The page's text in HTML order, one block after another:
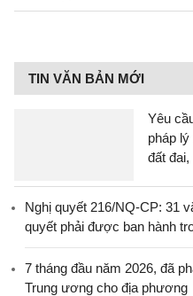
TIN VĂN BẢN MỚI
Yêu
pháp lý
đất
Nghị quyết 216/NQ-CP: 31
quyết phải được ban hành
7 tháng đầu năm 2026, đã
Trung ương cho địa phương